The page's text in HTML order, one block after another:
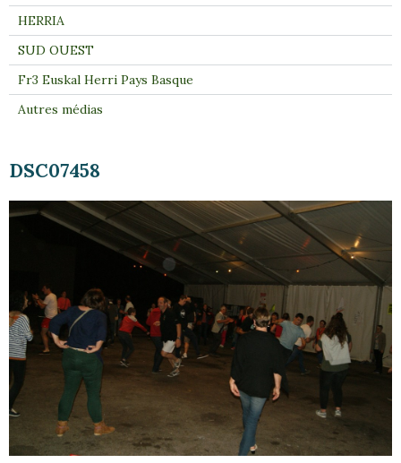
DSC07458
HERRIA
SUD OUEST
Fr3 Euskal Herri Pays Basque
Autres médias